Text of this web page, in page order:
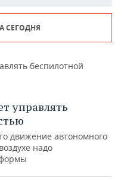
СЕГОДНЯ
управлять
движение автономного
надо